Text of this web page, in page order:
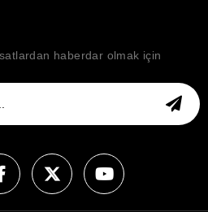
haberdar olmak için